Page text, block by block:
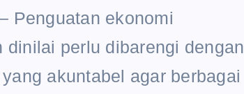
Penguatan ekonomi
dinilai perlu dibarengi dengan
akuntabel agar berbagai